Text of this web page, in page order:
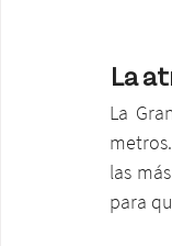
La
La
las
para